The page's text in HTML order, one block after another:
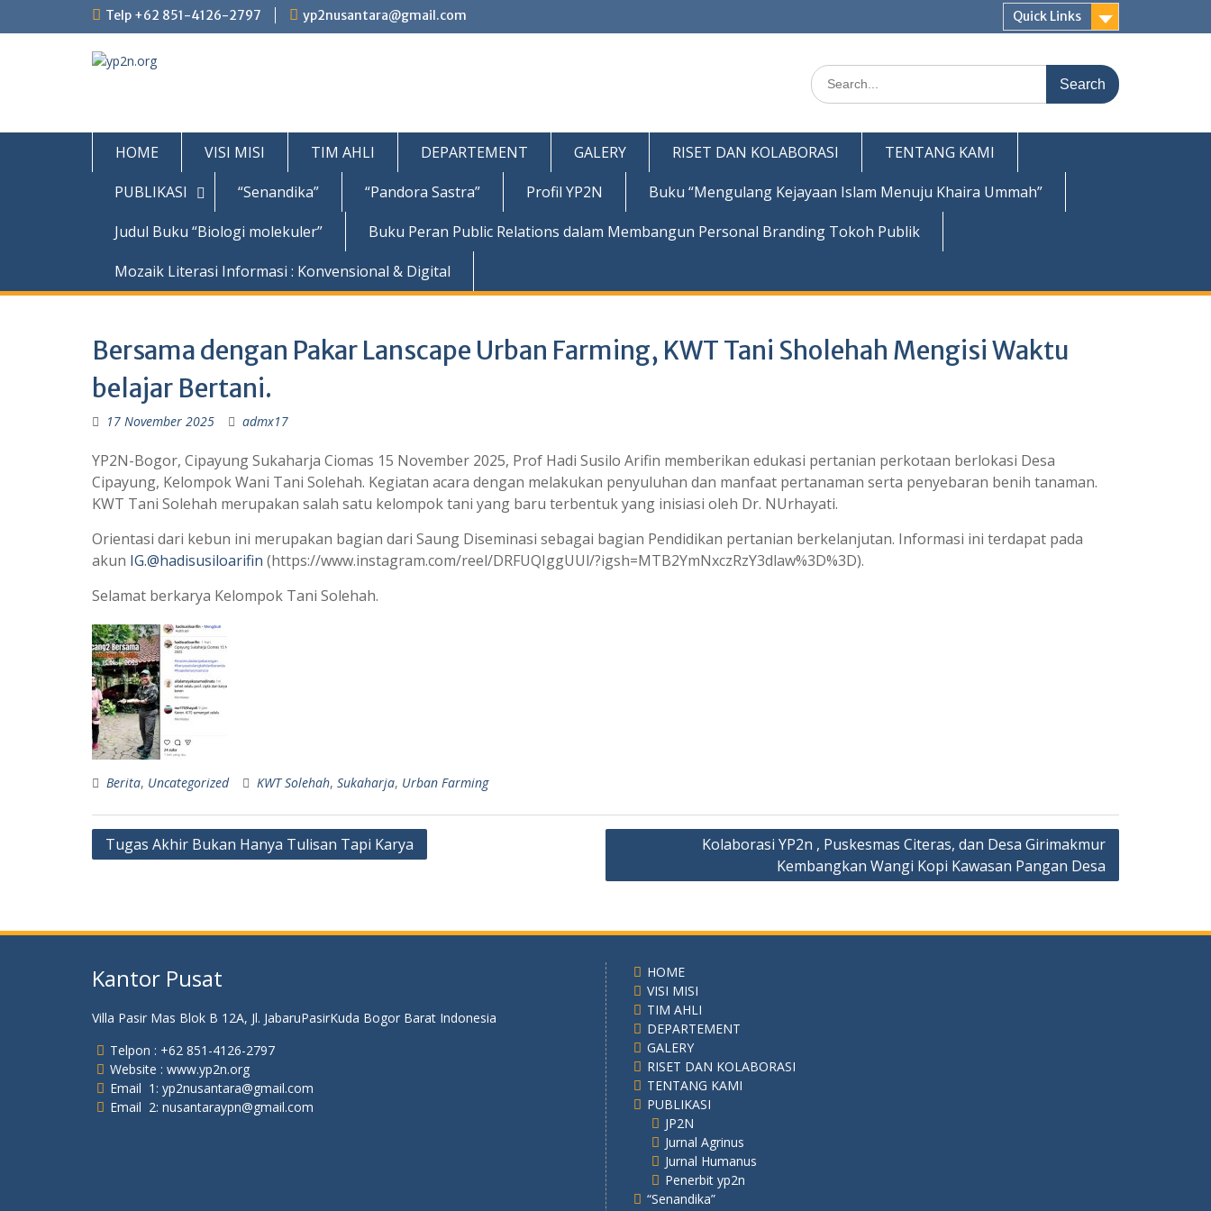
Telp +62 851-4126-2797 yp2nusantara@gmail.com Quick Links
Search
for:
HOME VISI MISI TIM AHLI DEPARTEMENT GALERY RISET DAN KOLABORASI
TENTANG KAMI
PUBLIKASI
“Senandika” “Pandora Sastra” Profil YP2N
Buku “Mengulang Kejayaan Islam Menuju Khaira Ummah”
Judul Buku “Biologi molekuler”
Buku Peran Public Relations dalam Membangun Personal Branding Tokoh Publik
Mozaik Literasi Informasi : Konvensional & Digital
Bersama dengan Pakar Lanscape Urban Farming, KWT Tani Sholehah Mengisi Waktu
belajar Bertani.
17 November 2025 admx17
YP2N-Bogor, Cipayung Sukaharja Ciomas 15 November 2025, Prof Hadi Susilo Arifin memberikan edukasi pertanian perkotaan berlokasi Desa
Cipayung, Kelompok Wani Tani Solehah. Kegiatan acara dengan melakukan penyuluhan dan manfaat pertanaman serta penyebaran benih tanaman.
KWT Tani Solehah merupakan salah satu kelompok tani yang baru terbentuk yang inisiasi oleh Dr. NUrhayati.
Orientasi dari kebun ini merupakan bagian dari Saung Diseminasi sebagai bagian Pendidikan pertanian berkelanjutan. Informasi ini terdapat pada
akun IG.@hadisusiloarifin (https://www.instagram.com/reel/DRFUQIggUUl/?igsh=MTB2YmNxczRzY3dlaw%3D%3D).
Selamat berkarya Kelompok Tani Solehah.
Berita, Uncategorized KWT Solehah, Sukaharja, Urban Farming
Navigasi
Tugas Akhir Bukan Hanya Tulisan Tapi Karya
Kolaborasi YP2n , Puskesmas Citeras, dan Desa Girimakmur
Kembangkan Wangi Kopi Kawasan Pangan Desa
Kantor Pusat
Villa Pasir Mas Blok B 12A, Jl. JabaruPasirKuda Bogor Barat Indonesia
Telpon : +62 851-4126-2797
Website : www.yp2n.org
Email 1: yp2nusantara@gmail.com
Email 2: nusantaraypn@gmail.com
HOME
VISI MISI
TIM AHLI
DEPARTEMENT
GALERY
RISET DAN KOLABORASI
TENTANG KAMI
PUBLIKASI
JP2N
Jurnal Agrinus
Jurnal Humanus
Penerbit yp2n
“Senandika”